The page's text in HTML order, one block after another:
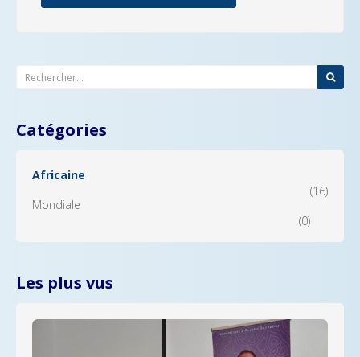
Catégories
Africaine
(16)
Mondiale
(0)
Les plus vus